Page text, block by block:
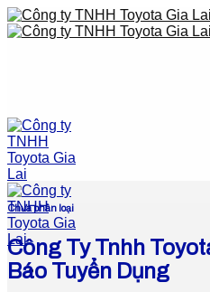
Skip
to
Chưa phân loại
Công Ty Tnhh
Báo Tuyển Dụng